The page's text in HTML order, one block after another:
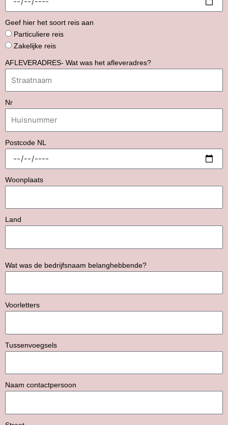
Geef hier het soort reis aan
Particuliere reis
Zakelijke reis
AFLEVERADRES- Wat was het afleveradres?
Nr
Postcode NL
Woonplaats
Land
Wat was de bedrijfsnaam belanghebbende?
Voorletters
Tussenvoegsels
Naam contactpersoon